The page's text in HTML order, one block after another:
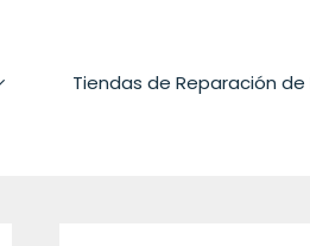
Tiendas de Reparación de